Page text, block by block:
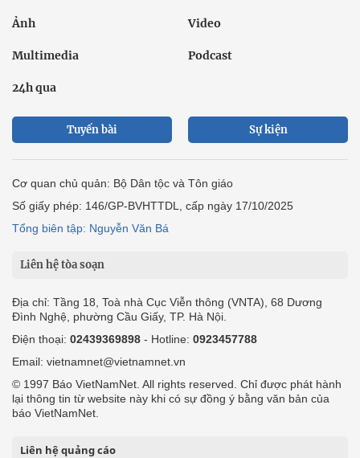
Ảnh Video
Multimedia Podcast
24h qua
Tuyến bài Sự kiện
Cơ quan chủ quản: Bộ Dân tộc và Tôn giáo
Số giấy phép: 146/GP-BVHTTDL, cấp ngày 17/10/2025
Tổng biên tập: Nguyễn Văn Bá
Liên hệ tòa soạn
Địa chỉ: Tầng 18, Toà nhà Cục Viễn thông (VNTA), 68 Dương
Đình Nghệ, phường Cầu Giấy, TP. Hà Nội.
Điện thoại: 02439369898 - Hotline: 0923457788
Email: vietnamnet@vietnamnet.vn
© 1997 Báo VietNamNet. All rights reserved. Chỉ được phát hành
lại thông tin từ website này khi có sự đồng ý bằng văn bản của
báo VietNamNet.
Liên hệ quảng cáo